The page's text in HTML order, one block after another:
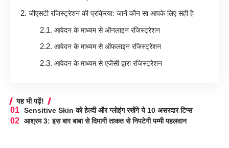
जीएसटी रजिस्ट्रेशन की प्रक्रिया: जानें कौन सा आपके लिए सही है
आवेदन के माध्यम से ऑनलाइन रजिस्ट्रेशन
आवेदन के माध्यम से ऑफलाइन रजिस्ट्रेशन
आवेदन के माध्यम से एजेंसी द्वारा रजिस्ट्रेशन
यह भी पढ़ें!
Sensitive Skin को हेल्दी और ग्लोइंग रखेंगे ये 10 असरदार टिप्स
आश्रम 3: इस बार बाबा से दिमागी ताकत से निपटेगी पम्मी पहलवान